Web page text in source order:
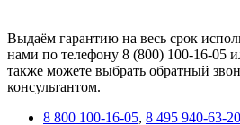
Выдаём гарантию на весь срок
нами по телефону 8 (800) 100-16-05
также можете выбрать обратный
консультантом.
8 800 100-16-05, 8 495 940-63-20